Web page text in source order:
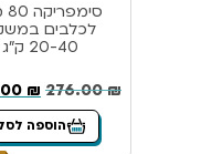
לכלבים
20-40 ק”ג
276.00₪
₪
הוספה